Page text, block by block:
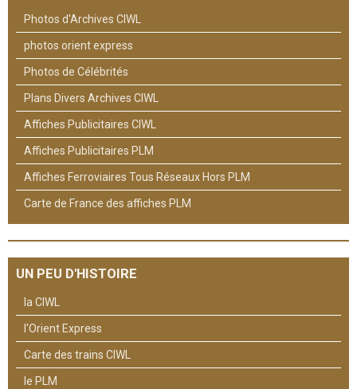
Photos d'Archives CIWL
photos orient express
Photos de Célébrités
Plans Divers Archives CIWL
Affiches Publicitaires CIWL
Affiches Publicitaires PLM
Affiches Ferroviaires Tous Réseaux Hors PLM
Carte de France des affiches PLM
UN PEU D'HISTOIRE
la CIWL
l'Orient Express
Carte des trains CIWL
le PLM